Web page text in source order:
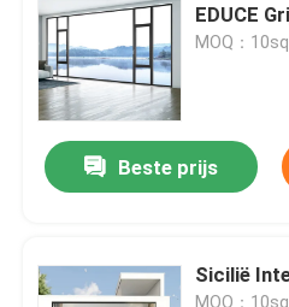
EDUCE
MOQ：
Beste prijs
Sicilië
MOQ：